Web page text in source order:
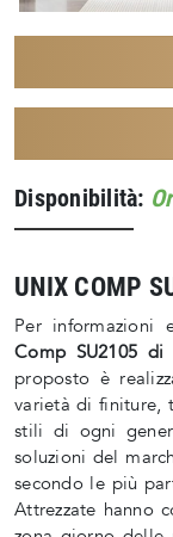
Disponibilità:
UNIX COMP
Per informazioni
Comp SU2105 di
proposto è
varietà di finiture,
stili di ogni
soluzioni del
secondo le più
Attrezzate hanno